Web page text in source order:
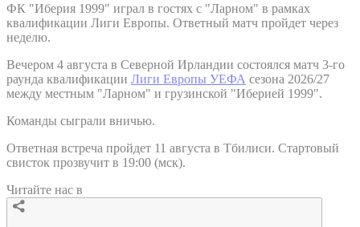
ФК "Иберия 1999" играл в гостях с "Ларном" в рамках
квалификации Лиги Европы. Ответный матч пройдет через
неделю.
Вечером 4 августа в Северной Ирландии состоялся матч 3-го
раунда квалификации Лиги Европы УЕФА сезона 2026/27
между местным "Ларном" и грузинской "Иберией 1999".
Команды сыграли вничью.
Ответная встреча пройдет 11 августа в Тбилиси. Стартовый
свисток прозвучит в 19:00 (мск).
Читайте нас в